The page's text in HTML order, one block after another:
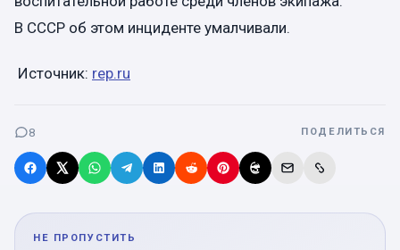
В СССР об этом инциденте умалчивали.
Источник: rep.ru
8 ПОДЕЛИТЬСЯ
НЕ ПРОПУСТИТЬ